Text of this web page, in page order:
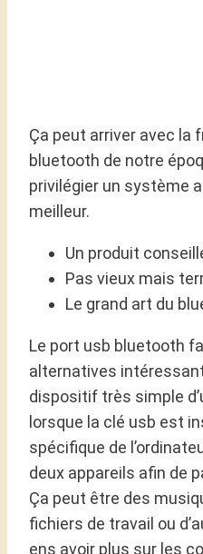
Ça peut arriver avec la
bluetooth de notre
privilégier un système
meilleur.
Un produit
Pas vieux mais
Le grand art du
Le port usb bluetooth
alternatives
dispositif très simple
lorsque la clé usb est
spécifique de
deux appareils afin de
Ça peut être des
fichiers de travail ou
ens avoir plus sur les